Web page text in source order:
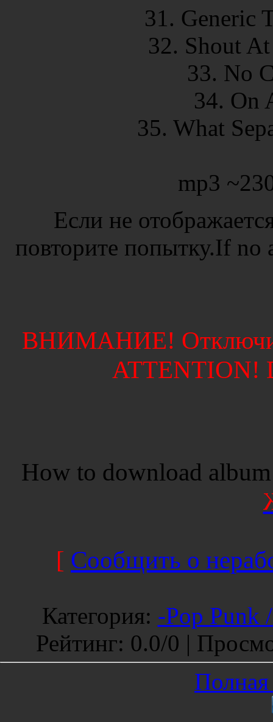
31. Generic
32. Shout
33. No
34. On
35. What
mp3
Если не
повторите попытку.If
ВНИМАНИЕ!
ATTENTION!
How to download
[ Сообщить о
Категория: -Pop Punk
Рейтинг: 0.0/0 |
Полная